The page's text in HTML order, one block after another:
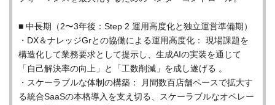
■ 中長期（2〜3年後：Step 2 運用高度化と独立運営準備期）
・DX＆ナレッジGrとの協働による運用高度化： 現場課題を
構造化して業務要求として提示し、生成AIの実装を通じて
「自己解決率の向上」と「工数削減」を成し遂げる 。
・スケーラブルな体制の構築： 月間数百店舗ペースで拡大す
る統合SaaSの本格導入を支え切る、スケーラブルなオペレー